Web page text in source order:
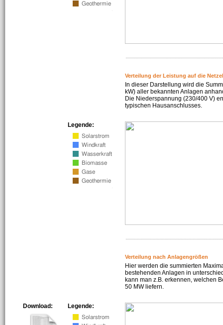
Verteilung der Leistung auf die
In dieser Darstellung wird die
kW) aller bekannten Anlagen
Die Niederspannung (230/400 V)
typischen Hausanschlusses.
Legende:
Verteilung nach Anlagengrößen
Hier werden die summierten
bestehenden Anlagen in
kann man z.B. erkennen, welchen
50 MW liefern.
Legende:
Download: